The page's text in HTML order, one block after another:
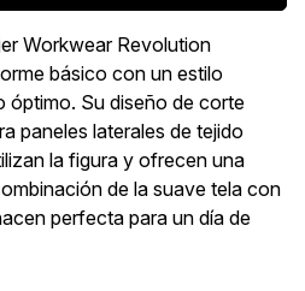
Workwear Revolution
básico con un estilo
óptimo. Su diseño de corte
paneles laterales de tejido
la figura y ofrecen una
de la suave tela con
perfecta para un día de